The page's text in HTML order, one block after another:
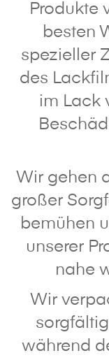
Produkte
besten
spezieller
des
im Lack
Wir gehen
großer
bemühen
unserer
nahe
Wir
während